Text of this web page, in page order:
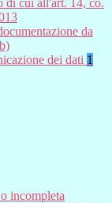
di cui all'art. 14, co.
da
dei dati 1
incompleta